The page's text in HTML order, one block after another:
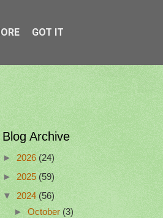
Blog Archive
► 2026 (24)
► 2025 (59)
▼ 2024 (56)
► October (3)
GOT IT